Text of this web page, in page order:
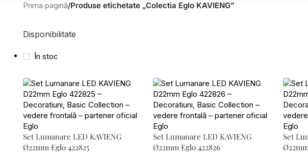
Prima pagină/Produse etichetate „Colectia Eglo KAVIENG”
Disponibilitate
În stoc
Set Lumanare LED KAVIENG
Ø22mm Eglo 422825
Set Lumanare LED KAVIENG
Ø22mm Eglo 422826
Set